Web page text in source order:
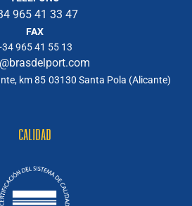
965 41 33 47
FAX
965 41 55 13
km 85 03130 Santa Pola (Alicante)
CALIDAD